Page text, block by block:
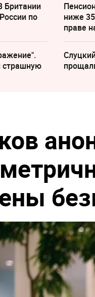
Британии
по
ниже
праве
страшную